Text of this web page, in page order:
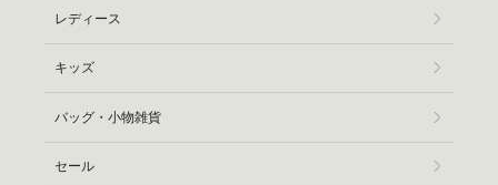
レディース
キッズ
バッグ・小物雑貨
セール